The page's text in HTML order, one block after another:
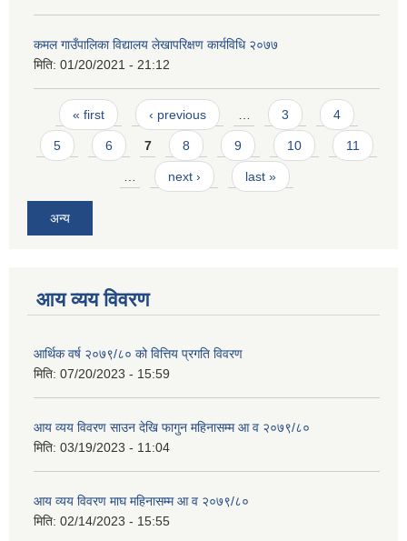
कमल गाउँपालिका विद्यालय लेखापरिक्षण कार्यविधि २०७७
मिति: 01/20/2021 - 21:12
Pages
« first ‹ previous 3 4
5 6 7 8 9 10 11
next › last »
अन्य
आय व्यय विवरण
आर्थिक वर्ष २०७९/८० को वित्तिय प्रगति विवरण
मिति: 07/20/2023 - 15:59
आय व्यय विवरण साउन देखि फागुन महिनासम्म आ व २०७९/८०
मिति: 03/19/2023 - 11:04
आय व्यय विवरण माघ महिनासम्म आ व २०७९/८०
मिति: 02/14/2023 - 15:55